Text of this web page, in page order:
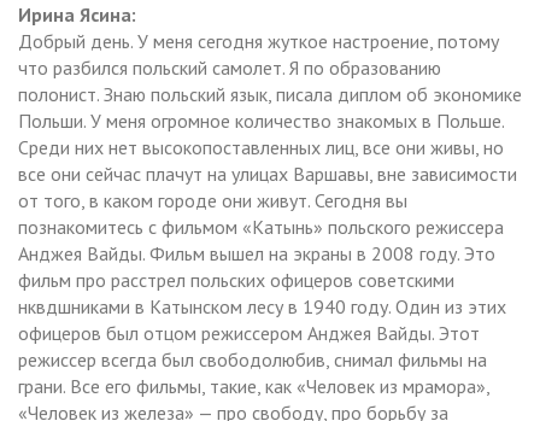
Ирина Ясина:
Добрый день. У меня сегодня жуткое настроение, потому
что разбился польский самолет. Я по образованию
полонист. Знаю польский язык, писала диплом об экономике
Польши. У меня огромное количество знакомых в Польше.
Среди них нет высокопоставленных лиц, все они живы, но
все они сейчас плачут на улицах Варшавы, вне зависимости
от того, в каком городе они живут. Сегодня вы
познакомитесь с фильмом «Катынь» польского режиссера
Анджея Вайды. Фильм вышел на экраны в 2008 году. Это
фильм про расстрел польских офицеров советскими
нквдшниками в Катынском лесу в 1940 году. Один из этих
офицеров был отцом режиссером Анджея Вайды. Этот
режиссер всегда был свободолюбив, снимал фильмы на
грани. Все его фильмы, такие, как «Человек из мрамора»,
«Человек из железа» — про свободу, про борьбу за